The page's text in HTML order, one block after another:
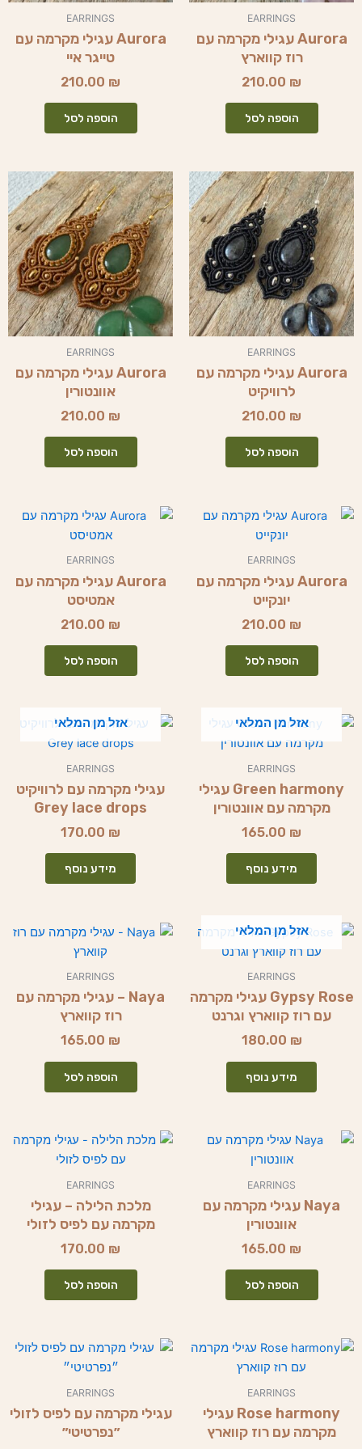
EARRINGS
Aurora עגילי מקרמה עם
רוז קווארץ
210.00 ₪
הוספה לסל
EARRINGS
Aurora עגילי מקרמה עם
טייגר איי
210.00 ₪
הוספה לסל
EARRINGS
Aurora עגילי מקרמה עם
לרוויקיט
210.00 ₪
הוספה לסל
EARRINGS
Aurora עגילי מקרמה עם
אוונטורין
210.00 ₪
הוספה לסל
EARRINGS
Aurora עגילי מקרמה עם
יונקייט
210.00 ₪
הוספה לסל
EARRINGS
Aurora עגילי מקרמה עם
אמטיסט
210.00 ₪
הוספה לסל
אזל מן המלאי
EARRINGS
Green harmony עגילי
מקרמה עם אוונטורין
165.00 ₪
מידע נוסף
אזל מן המלאי
EARRINGS
עגילי מקרמה עם לרוויקיט
Grey lace drops
170.00 ₪
מידע נוסף
אזל מן המלאי
EARRINGS
Gypsy Rose עגילי מקרמה
עם רוז קווארץ וגרנט
180.00 ₪
מידע נוסף
EARRINGS
Naya – עגילי מקרמה עם
רוז קווארץ
165.00 ₪
הוספה לסל
EARRINGS
Naya עגילי מקרמה עם
אוונטורין
165.00 ₪
הוספה לסל
EARRINGS
מלכת הלילה – עגילי
מקרמה עם לפיס לזולי
170.00 ₪
הוספה לסל
EARRINGS
Rose harmony עגילי
מקרמה עם רוז קווארץ
EARRINGS
עגילי מקרמה עם לפיס לזולי
״נפרטיטי״